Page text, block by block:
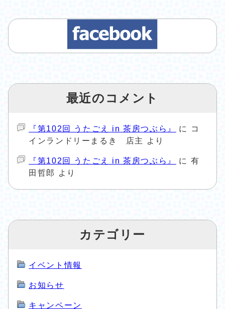
最近のコメント
『第102回 うたごえ in 茶房つぶら』 に
コ
インランドリーまるき 店主
より
『第102回 うたごえ in 茶房つぶら』 に 有
田哲郎
より
カテゴリー
イベント情報
お知らせ
キャンペーン